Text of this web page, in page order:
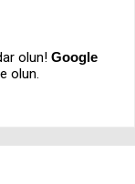
olun! Google
olun.